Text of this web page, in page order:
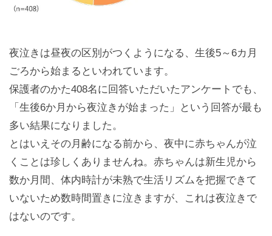
夜泣きは昼夜の区別がつくようになる、生後5～6カ月
ごろから始まるといわれています。
保護者のかた408名に回答いただいたアンケートでも、
「生後6か月から夜泣きが始まった」という回答が最も
多い結果になりました。
とはいえその月齢になる前から、夜中に赤ちゃんが泣
くことは珍しくありませんね。赤ちゃんは新生児から
数か月間、体内時計が未熟で生活リズムを把握できて
いないため数時間置きに泣きますが、これは夜泣きで
はないのです。